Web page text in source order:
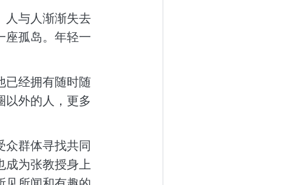
人与人渐渐失去
座孤岛。年轻一
已经拥有随时随
以外的人，更多
众群体寻找共同
成为张教授身上